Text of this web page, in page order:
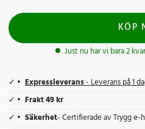
KÖP
Just nu har vi bara 2
Expressleverans- Leverans på 1
Frakt 49 kr
Säkerhet- Certifierade av Trygg e-